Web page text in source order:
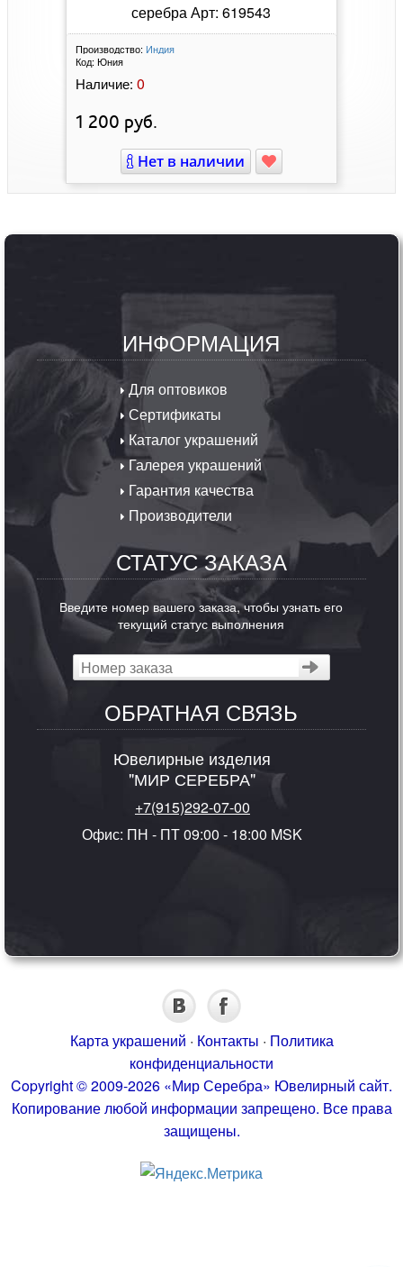
серебра Арт: 619543
Производство: Индия
Код: Юния
Наличие: 0
1 200 руб.
Нет в наличии
ИНФОРМАЦИЯ
Для оптовиков
Сертификаты
Каталог украшений
Галерея украшений
Гарантия качества
Производители
СТАТУС ЗАКАЗА
Введите номер вашего заказа, чтобы узнать его
текущий статус выполнения
ОБРАТНАЯ СВЯЗЬ
Ювелирные изделия
"МИР СЕРЕБРА"
+7(915)292-07-00
Офис: ПН - ПТ 09:00 - 18:00 MSK
Карта украшений · Контакты · Политика
конфиденциальности
Copyright © 2009-2026 «Мир Серебра» Ювелирный сайт.
Копирование любой информации запрещено. Все права
защищены.